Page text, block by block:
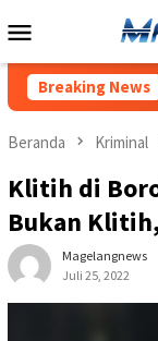
ke
Mobile
Breaking News
Beranda Kriminal
Klitih di
Bukan
Magelangnews
Juli 25, 2022